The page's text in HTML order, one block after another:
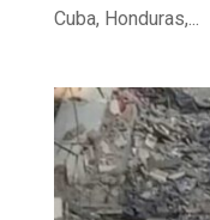
Cuba, Honduras,...